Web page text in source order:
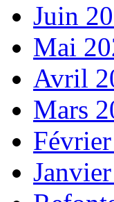
Juin
Mai
Avril
Mars